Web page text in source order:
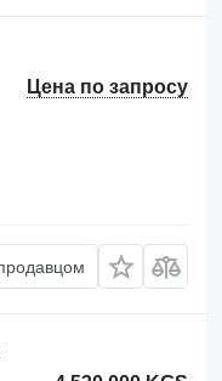
Цена по запросу